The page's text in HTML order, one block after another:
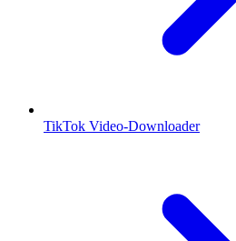
TikTok Video-Downloader